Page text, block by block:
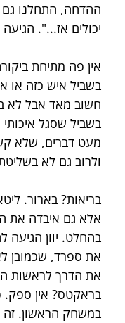
ההדחה, התחלנו
יכולים אז...".
אין פה מתיחת
בשביל איש כזה או
חשוב מאד אבל לא
בשביל שסגל
מעט דברים, שלא
ולרוב גם לא
בריאות? בארור.
אלא גם איבדה את
את ספרד, שכמובן
את הדרך לראשות
בראקטס? אין ספק.
במשחק הראשון. זה